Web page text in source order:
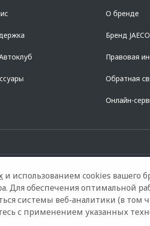
место нахождение 107078, г. Москва, ул.
О бренде
Бренд
Правовая
Обратная
Онлайн-
и использованием cookies вашего
Для обеспечения оптимальной
системы веб-аналитики (в том
с применением указанных